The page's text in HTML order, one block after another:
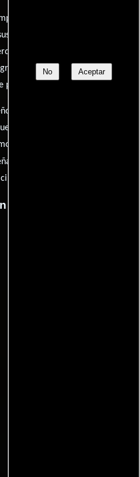
No Aceptar
del cine: contribuyan
descubrimientos y compartan
fanáticos conocen. Sus
secreto que hará de
los amantes del celuloide.
ni opinión insignificante. ¿Algún
sueñas con ver reseñada?
de esta comunidad el epicentro
en la
Cineyseries.net